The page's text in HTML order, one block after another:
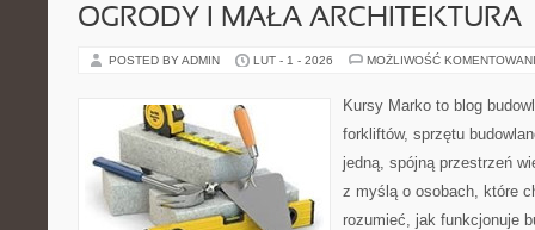
OGRODY I MAŁA ARCHITEKTURA
POSTED BY ADMIN LUT - 1 - 2026 MOŻLIWOŚĆ
Kursy Marko to blog
forkliftów, sprzętu
jedną, spójną przestrzeń
z myślą o osobach, które
rozumieć, jak funkcjonuje